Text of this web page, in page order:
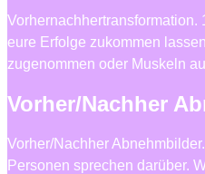
eure Erfolge zukommen
zugenommen oder Muskeln
Vorher/Nachher
Vorher/Nachher
Personen sprechen darüber.